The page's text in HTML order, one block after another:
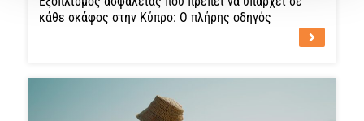
κάθε σκάφος στην Κύπρο: Ο πλήρης οδηγός